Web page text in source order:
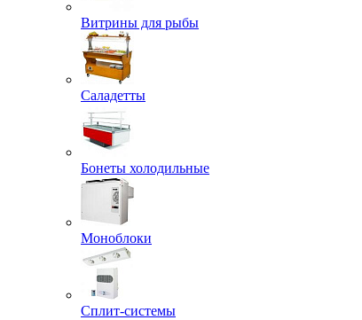
Витрины для рыбы
Саладетты
Бонеты холодильные
Моноблоки
Сплит-системы